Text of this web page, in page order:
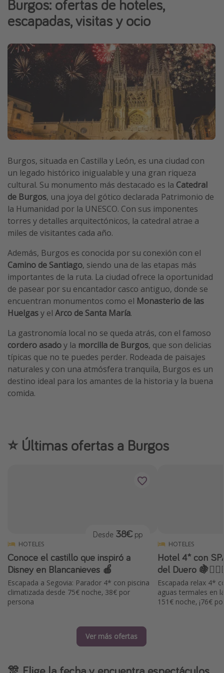
Vacaciones de Playa
Viajes para singles
Escapadas románticas
Más temas
Trabajar en el extranjero
Cruceros por el Mediterráneo
Hoteles más hot de España
Guía de equipaje de mano
Parques de atracciones
Viaja con musicales
El Rey León el musical
Harry Potter en Londres y otros destinos
Eventos deportivos
Burgos: ofertas de hoteles,
escapadas, visitas y ocio
Burgos, situada en Castilla y León, es una ciudad con
un legado histórico inigualable y una gran riqueza
cultural. Su monumento más destacado es la Catedral
de Burgos, una joya del gótico declarada Patrimonio de
la Humanidad por la UNESCO. Con sus imponentes
torres y detalles arquitectónicos, la catedral atrae a
miles de visitantes cada año.
Además, Burgos es conocida por su conexión con el
Camino de Santiago, siendo una de las etapas más
importantes de la ruta. La ciudad ofrece la oportunidad
de pasear por su encantador casco antiguo, donde se
encuentran monumentos como el Monasterio de las
Huelgasy el Arco de Santa María.
La gastronomía local no se queda atrás, con el famoso
cordero asadoy la morcilla de Burgos, que son delicias
típicas que no te puedes perder. Rodeada de paisajes
naturales y con una atmósfera tranquila, Burgos es un
destino ideal para los amantes de la historia y la buena
comida.
⭐️ Últimas ofertas a Burgos
HOTELES
Conoce el castillo que inspiró a
Disney en Blancanieves 🍎
Escapada a Segovia: Parador 4* con piscina
climatizada desde 75€ noche, 38€ por
persona
Desde 38€ pp
HOTELES
Hotel 4* con
del Duero
Escapada relax 4*
aguas termales en
151€ noche, ¡76€
Ver más ofertas